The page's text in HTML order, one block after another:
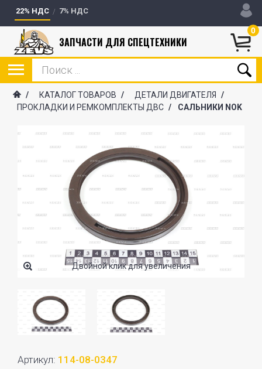
22% НДС 7% НДС
0
ЗАПЧАСТИ ДЛЯ СПЕЦТЕХНИКИ
/ КАТАЛОГ ТОВАРОВ / ДЕТАЛИ ДВИГАТЕЛЯ
/
ПРОКЛАДКИ И РЕМКОМПЛЕКТЫ ДВС / САЛЬНИКИ NOK
Двойной клик для увеличения
Артикул: 114-08-0347